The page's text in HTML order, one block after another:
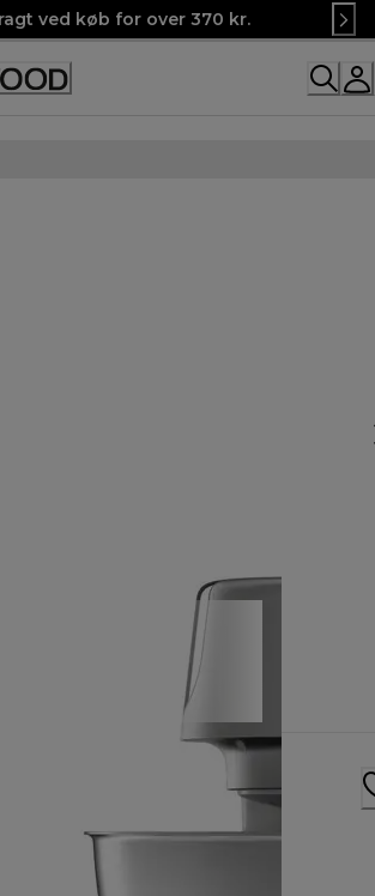
ved køb for over 370 kr.